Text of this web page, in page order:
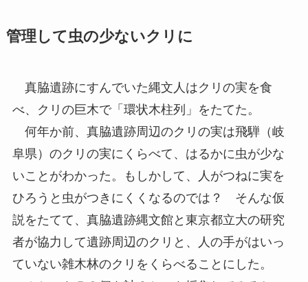
管理して虫の少ないクリに
真脇遺跡にすんでいた縄文人はクリの実を食
べ、クリの巨木で「環状木柱列」をたてた。
何年か前、真脇遺跡周辺のクリの実は飛騨（岐
阜県）のクリの実にくらべて、はるかに虫が少な
いことがわかった。もしかして、人がつねに実を
ひろうと虫がつきにくくなるのでは？ そんな仮
説をたてて、真脇遺跡縄文館と東京都立大の研究
者が協力して遺跡周辺のクリと、人の手がはいっ
ていない雑木林のクリをくらべることにした。